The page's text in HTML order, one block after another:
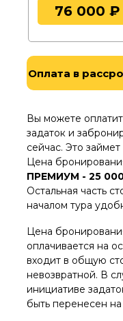
аэропорту
наш офис
(или на
мероприятия
время тура –
Оплата в
76 000 ₽
Цена
оплачивается на
входит в общую
невозвратной. В
инициативе
быть перенесен
Вы можете
задаток и
сейчас. Это займет
Цена
ПРЕМИУМ - 25
Остальная часть
началом тура